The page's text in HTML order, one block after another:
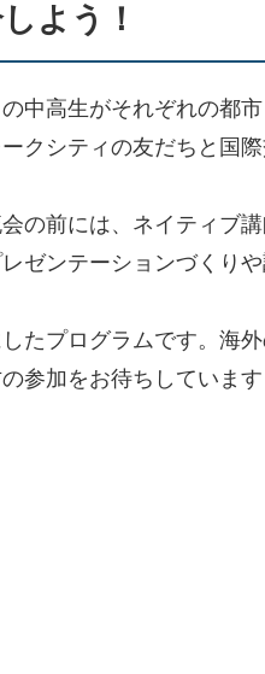
よう！
中高生がそれぞれの都
クシティの友だちと国
の前には、ネイティブ
ゼンテーションづくり
たプログラムです。海
参加をお待ちしていま